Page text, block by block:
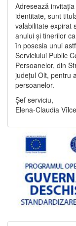
Adresează
identitate, sunt
valabilitate expirat
anului și tinerilor
în posesia unui
Serviciului Public
Persoanelor, din
județul Olt, pentru
persoanelor.
Șef serviciu,
Elena-Claudia